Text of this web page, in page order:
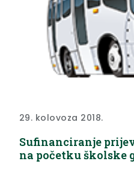
29. kolovoza 2018.
Sufinanciranje
na početku školske